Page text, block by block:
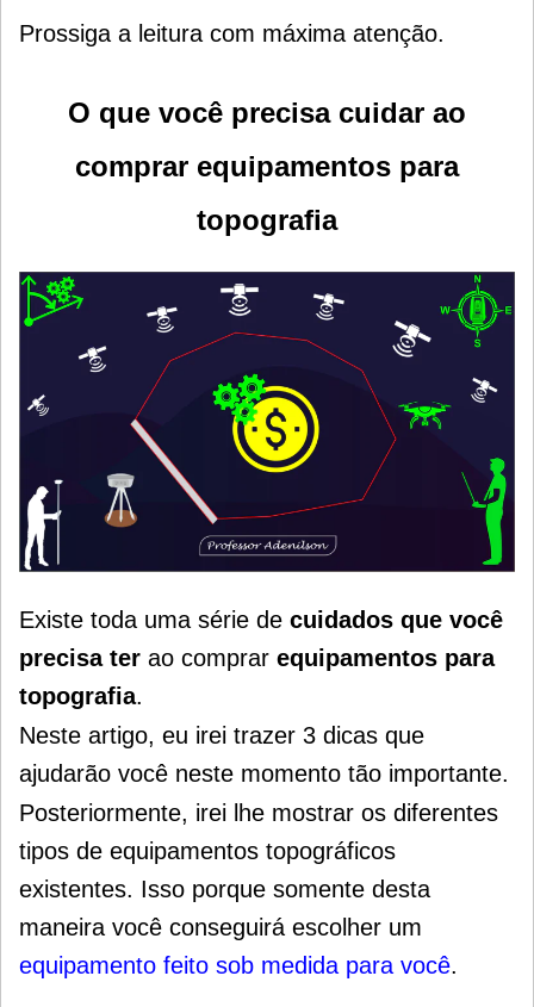
Prossiga a leitura com máxima atenção.
O que você precisa cuidar ao
comprar equipamentos para
topografia
Existe toda uma série de cuidados que você
precisa ter ao comprar equipamentos para
topografia.
Neste artigo, eu irei trazer 3 dicas que
ajudarão você neste momento tão importante.
Posteriormente, irei lhe mostrar os diferentes
tipos de equipamentos topográficos
existentes. Isso porque somente desta
maneira você conseguirá escolher um
equipamento feito sob medida para você.